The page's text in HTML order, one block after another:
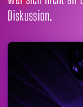
Diskussion.